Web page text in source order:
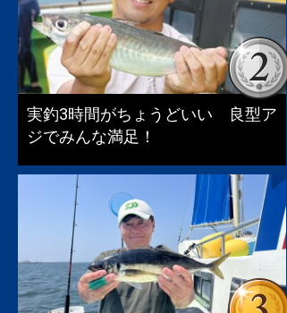
実釣3時間がちょうどいい 良型ア
ジでみんな満足！